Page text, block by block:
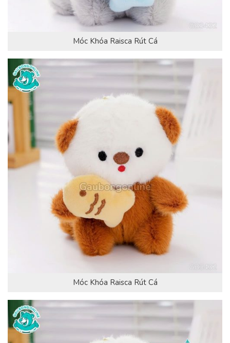
Móc Khóa Raisca Rút Cá
Móc Khóa Raisca Rút Cá